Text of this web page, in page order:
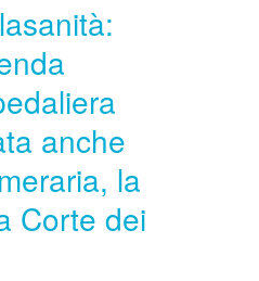
anche
la
Corte dei